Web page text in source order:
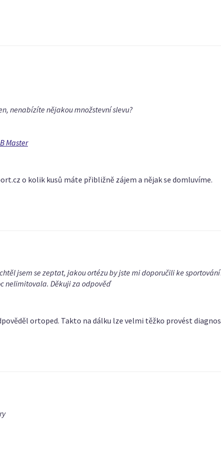
nenabízíte nějakou množstevní slevu?
Master
o kolik kusů máte přibližně zájem a nějak se domluvíme.
jsem se zeptat, jakou ortézu by jste mi doporučili ke
nelimitovala. Děkuji za odpověď
ortoped. Takto na dálku lze velmi těžko provést